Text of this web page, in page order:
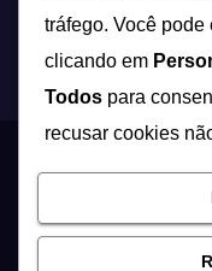
Tecnologia não é
e soluções que
InícioContatoQuem
tráfego. Você
clicando em
Todos para
recusar cookies